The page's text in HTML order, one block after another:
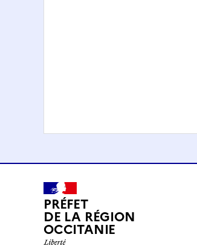
PRÉFET
DE LA RÉGION
OCCITANIE